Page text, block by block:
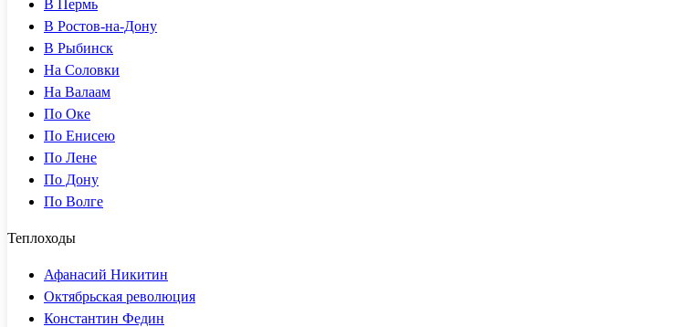
В Пермь
В Ростов-на-Дону
В Рыбинск
На Соловки
На Валаам
По Оке
По Енисею
По Лене
По Дону
По Волге
Теплоходы
Афанасий Никитин
Октябрьская революция
Константин Федин